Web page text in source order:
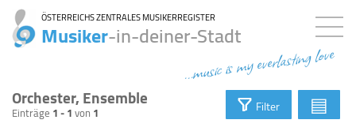
ÖSTERREICHS ZENTRALES MUSIKERREGISTER
Musiker-in-deiner-Stadt
...music is my everlasting love
Orchester, Ensemble
Einträge 1 - 1von 1 Filter ▤